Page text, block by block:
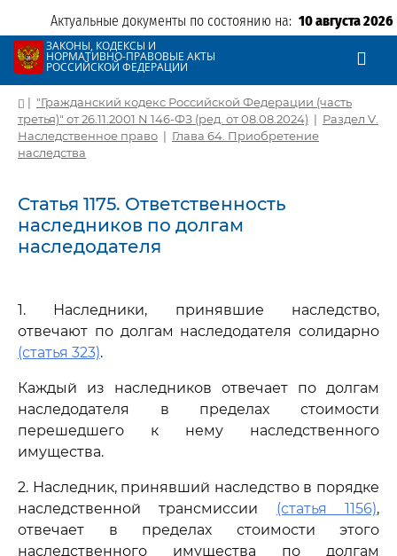
Актуальные документы по состоянию на: 10 августа 2026
ЗАКОНЫ, КОДЕКСЫ И
НОРМАТИВНО-ПРАВОВЫЕ АКТЫ
РОССИЙСКОЙ ФЕДЕРАЦИИ
| "Гражданский кодекс Российской Федерации (часть
третья)" от 26.11.2001 N 146-ФЗ (ред. от 08.08.2024) | Раздел V.
Наследственное право | Глава 64. Приобретение
наследства
Статья 1175. Ответственность
наследников по долгам
наследодателя
1. Наследники, принявшие наследство,
отвечают по долгам наследодателя солидарно
(статья 323).
Каждый из наследников отвечает по долгам
наследодателя в пределах стоимости
перешедшего к нему наследственного
имущества.
2. Наследник, принявший наследство в порядке
наследственной трансмиссии (статья 1156),
отвечает в пределах стоимости этого
наследственного имущества по долгам